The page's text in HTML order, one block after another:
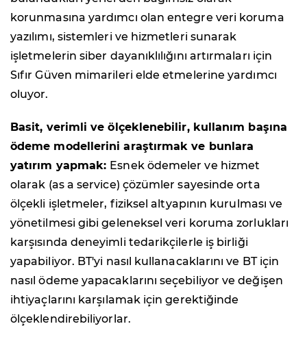
korunmasına yardımcı olan entegre veri koruma
yazılımı, sistemleri ve hizmetleri sunarak
işletmelerin siber dayanıklılığını artırmaları için
Sıfır Güven mimarileri elde etmelerine yardımcı
oluyor.
Basit, verimli ve ölçeklenebilir, kullanım başına
ödeme modellerini araştırmak ve bunlara
yatırım yapmak: Esnek ödemeler ve hizmet
olarak (as a service) çözümler sayesinde orta
ölçekli işletmeler, fiziksel altyapının kurulması ve
yönetilmesi gibi geleneksel veri koruma zorlukları
karşısında deneyimli tedarikçilerle iş birliği
yapabiliyor. BT'yi nasıl kullanacaklarını ve BT için
nasıl ödeme yapacaklarını seçebiliyor ve değişen
ihtiyaçlarını karşılamak için gerektiğinde
ölçeklendirebiliyorlar.